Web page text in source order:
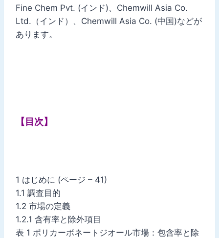
Fine Chem Pvt. (インド)、Chemwill Asia Co.
Ltd.（インド）、Chemwill Asia Co. (中国)などが
あります。
【目次】
1 はじめに (ページ – 41)
1.1 調査目的
1.2 市場の定義
1.2.1 含有率と除外項目
表 1 ポリカーボネートジオール市場：包含率と除